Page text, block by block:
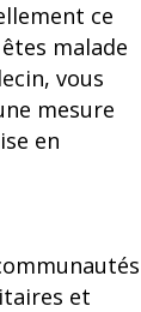
ce
malade
vous
mesure
en
et